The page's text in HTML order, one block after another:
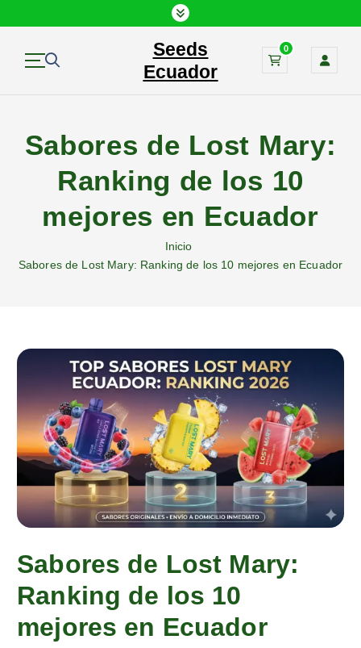
Seeds
Ecuador
0
Sabores de Lost Mary:
Ranking de los 10
mejores en Ecuador
Inicio
Sabores de Lost Mary: Ranking de los 10 mejores en Ecuador
Sabores de Lost Mary:
Ranking de los 10
mejores en Ecuador